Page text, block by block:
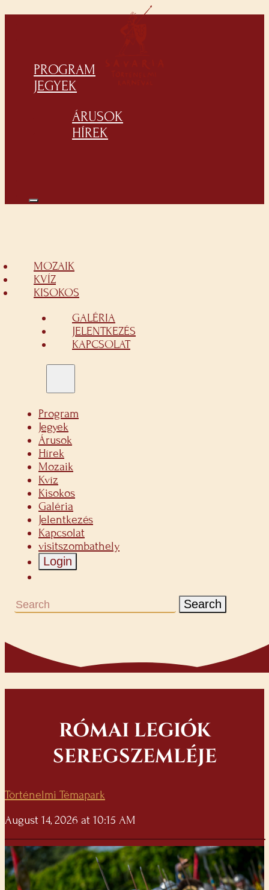
PROGRAM
JEGYEK
ÁRUSOK
HÍREK
MOZAIK
KVÍZ
KISOKOS
GALÉRIA
JELENTKEZÉS
KAPCSOLAT
Program
Jegyek
Árusok
Hírek
Mozaik
Kvíz
Kisokos
Galéria
Jelentkezés
Kapcsolat
visitszombathely
Login
Search
RÓMAI LEGIÓK
SEREGSZEMLÉJE
Történelmi Témapark
August 14, 2026 at 10:15 AM